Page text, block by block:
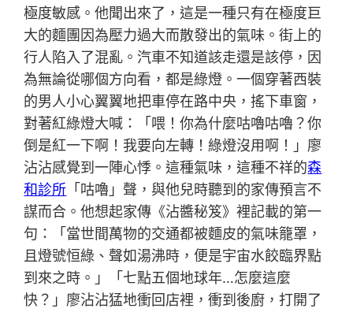
極度敏感。他聞出來了，這是一種只有在極度巨
大的麵團因為壓力過大而散發出的氣味。街上的
行人陷入了混亂。汽車不知道該走還是該停，因
為無論從哪個方向看，都是綠燈。一個穿著西裝
的男人小心翼翼地把車停在路中央，搖下車窗，
對著紅綠燈大喊：「喂！你為什麼咕嚕咕嚕？你
倒是紅一下啊！我要向左轉！綠燈沒用啊！」廖
沾沾感覺到一陣心悸。這種氣味，這種不祥的森
和診所 「咕嚕」聲，與他兒時聽到的家傳預言不
謀而合。他想起家傳《沾醬秘笈》裡記載的第一
句：「當世間萬物的交通都被麵皮的氣味籠罩，
且燈號恒綠、聲如湯沸時，便是宇宙水餃臨界點
到來之時。」「七點五個地球年…怎麼這麼
快？」廖沾沾猛地衝回店裡，衝到後廚，打開了